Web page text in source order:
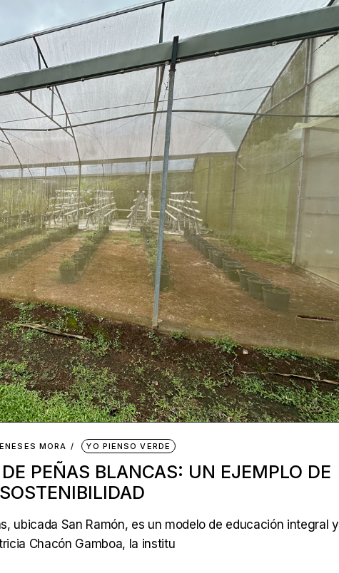
MORA YO PIENSO VERDE
PEÑAS BLANCAS: UN EJEMPLO DE
ubicada San Ramón, es un modelo de educación integral y
Chacón Gamboa, la institu